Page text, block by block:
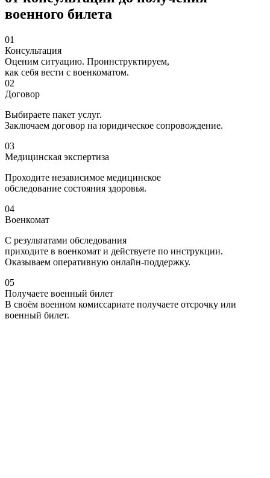
военного билета
01
Консультация
Оценим ситуацию. Проинструктируем,
как себя вести с военкоматом.
02
Договор
Выбираете пакет услуг.
Заключаем договор на юридическое сопровождение.
03
Медицинская экспертиза
Проходите независимое медицинское
обследование состояния здоровья.
04
Военкомат
С результатами обследования
приходите в военкомат и действуете по инструкции.
Оказываем оперативную онлайн-поддержку.
05
Получаете военный билет
В своём военном комиссариате получаете отсрочку или
военный билет.